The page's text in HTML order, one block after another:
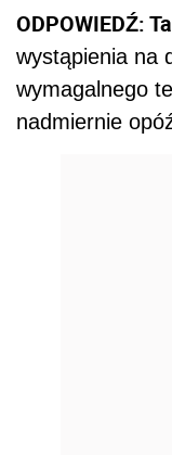
ODPOWIEDŹ:
wystąpienia na
wymagalnego
nadmiernie